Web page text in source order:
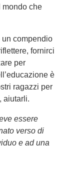
mondo che
compendio
fornirci
per
è
ragazzi per
aiutarli.
essere
verso di
e ad una